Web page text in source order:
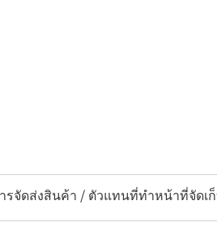
รจัดส่งสินค้า / ตัวแทนที่ทำหน้าที่จัด